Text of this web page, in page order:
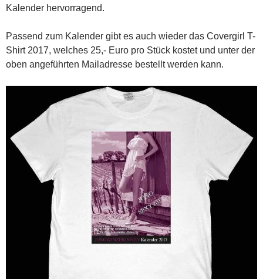
Kalender hervorragend.
Passend zum Kalender gibt es auch wieder das Covergirl T-
Shirt 2017, welches 25,- Euro pro Stück kostet und unter der
oben angeführten Mailadresse bestellt werden kann.